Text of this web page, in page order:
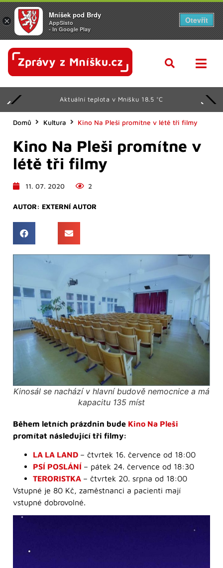
Aktuální teplota v Mníšku 18.5 °C
Domů Kultura Kino Na Pleši promítne v létě tři filmy
Kino Na Pleši promítne v
létě tři filmy
11. 07. 2020 2
AUTOR: EXTERNÍ AUTOR
Kinosál se nachází v hlavní budově nemocnice a má
kapacitu 135 míst
Během letních prázdnin bude Kino Na Pleši
promítat následující tři filmy:
LA LA LAND – čtvrtek 16. července od 18:00
PSÍ POSLÁNÍ – pátek 24. července od 18:30
TERORISTKA – čtvrtek 20. srpna od 18:00
Vstupné je 80 Kč, zaměstnanci a pacienti mají
vstupné dobrovolné.
×
Mníšek pod Brdy
AppSisto
- In Google Play
Otevřít